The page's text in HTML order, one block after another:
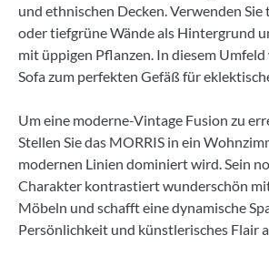
und ethnischen Decken. Verwenden
oder tiefgrüne Wände als Hintergrund
mit üppigen Pflanzen. In diesem
Sofa zum perfekten Gefäß für
Um eine moderne-Vintage Fusion zu
Stellen Sie das MORRIS in ein
modernen Linien dominiert wird. Sein
Charakter kontrastiert wunderschön
Möbeln und schafft eine dynamische
Persönlichkeit und künstlerisches Flair